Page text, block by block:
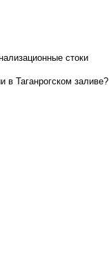
стоки
в Таганрогском заливе?